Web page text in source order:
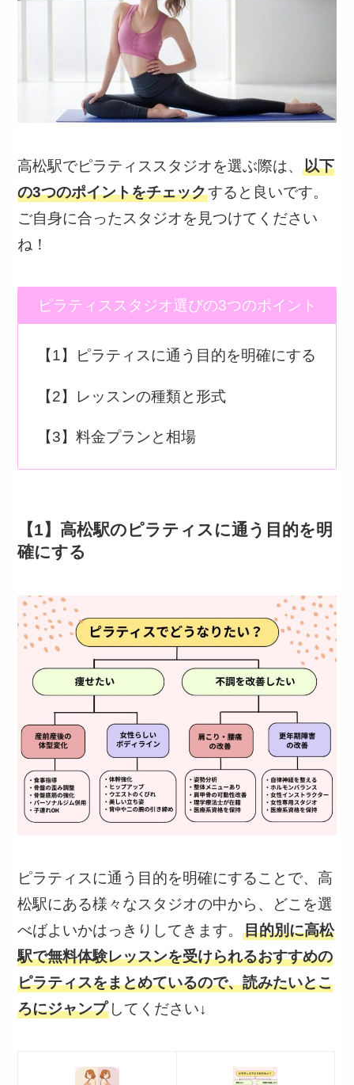
高松駅でピラティススタジオを選ぶ際は、以下
の3つのポイントをチェックすると良いです。
ご自身に合ったスタジオを見つけてください
ね！
ピラティススタジオ選びの3つのポイント
【1】ピラティスに通う目的を明確にする
【2】レッスンの種類と形式
【3】料金プランと相場
【1】高松駅のピラティスに通う目的を明
確にする
ピラティスに通う目的を明確にすることで、高
松駅にある様々なスタジオの中から、どこを選
べばよいかはっきりしてきます。目的別に高松
駅で無料体験レッスンを受けられるおすすめの
ピラティスをまとめているので、読みたいとこ
ろにジャンプ してください↓